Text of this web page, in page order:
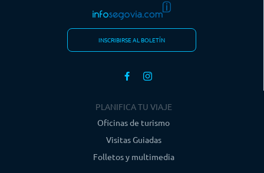
INSCRIBIRSE AL BOLETÍN
PLANIFICA TU VIAJE
Oficinas de turismo
Visitas Guiadas
Folletos y multimedia